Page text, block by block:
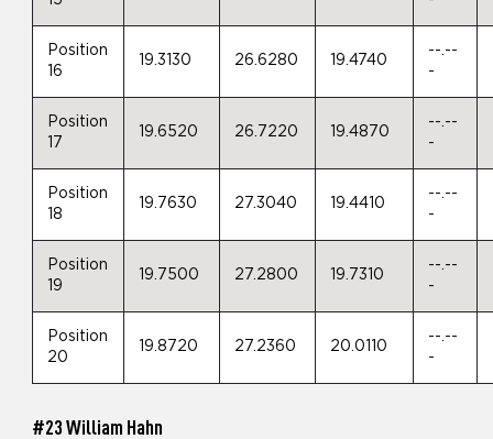
Position
16
19.3130 26.6280 19.4740
--.--
-
Position
17
19.6520 26.7220 19.4870
--.--
-
Position
18
19.7630 27.3040 19.4410
--.--
-
Position
19
19.7500 27.2800 19.7310
--.--
-
Position
20
19.8720 27.2360 20.0110
--.--
-
#23 William Hahn